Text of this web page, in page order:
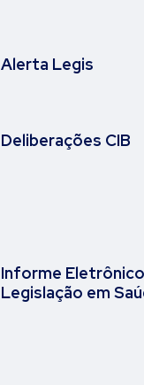
Alerta Legis
Deliberações CIB
Informe
Legislação em